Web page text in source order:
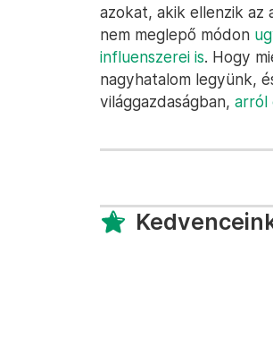
azokat, akik ellenzik az
nem meglepő módon
influenszerei is. Hogy
nagyhatalom legyünk,
világgazdaságban, arról